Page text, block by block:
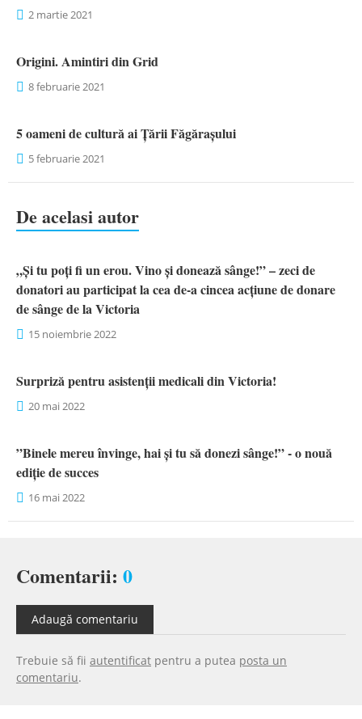
2 martie 2021
Origini. Amintiri din Grid
8 februarie 2021
5 oameni de cultură ai Țării Făgărașului
5 februarie 2021
De acelasi autor
„Și tu poți fi un erou. Vino și donează sânge!” – zeci de
donatori au participat la cea de-a cincea acțiune de donare
de sânge de la Victoria
15 noiembrie 2022
Surpriză pentru asistenții medicali din Victoria!
20 mai 2022
”Binele mereu învinge, hai și tu să donezi sânge!” - o nouă
ediție de succes
16 mai 2022
Comentarii: 0
Adaugă comentariu
Trebuie să fii autentificat pentru a putea posta un
comentariu.